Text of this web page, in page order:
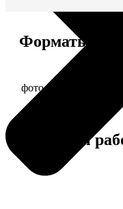
Форматы и
фото 20х20 в
Примеры